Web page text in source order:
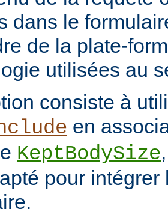
dans le
de la plate-
utilisées au
consiste à
en
KeptBodySize
pour